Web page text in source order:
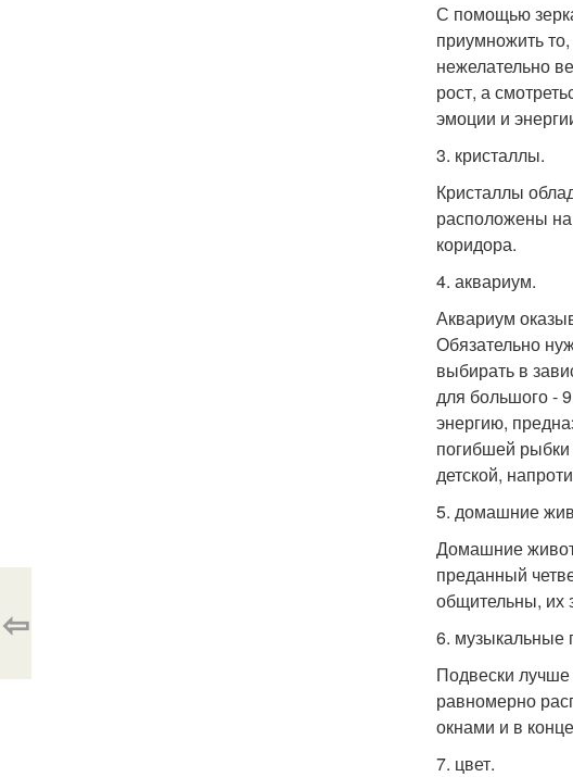
С помощью
приумножить
нежелательно
рост, а
эмоции и
3. кристаллы.
Кристаллы
расположены на
коридора.
4. аквариум.
Аквариум
Обязательно
выбирать в
для большого -
энергию,
погибшей рыбки
детской,
5. домашние
Домашние
преданный
общительны, их
6. музыкальные
Подвески
равномерно
окнами и в
7. цвет.
⇦